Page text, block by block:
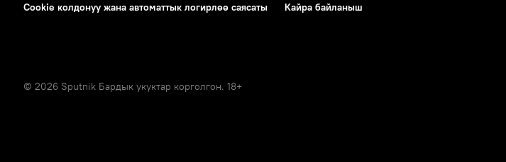
Cookie колдонуу жана автоматтык логирлөө саясаты
Кайра байланыш
© 2026 Sputnik Бардык укуктар корголгон. 18+